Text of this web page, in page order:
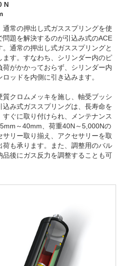
N
通常の押出し式ガススプリングを使
問題を解決するのが引込み式のACE
。通常の押出し式ガススプリングと
ます。すなわち、シリンダー内のピ
荷がかかっておらず、シリンダー内
ッドを内側に引き込みます。
質クロムメッキを施し、軸受ブッシ
込み式ガススプリングは、長寿命を
ぐに取り付けられ、メンテナンス
～40mm、荷重40N～5,000Nの
リー取り揃え、アクセサリーを取
荷も承ります。また、調整用のバル
品後にガス反力を調整することも可